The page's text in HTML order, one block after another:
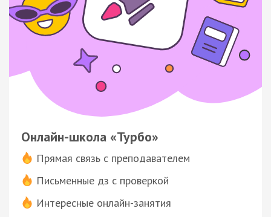
Онлайн-школа «Турбо»
Прямая связь с преподавателем
Письменные дз с проверкой
Интересные онлайн-занятия